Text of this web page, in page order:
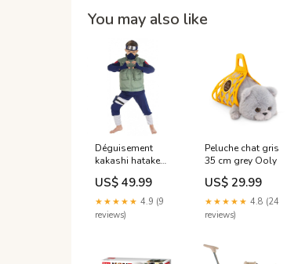
You may also like
Déguisement
kakashi hatake
bleu Pelucho
US$ 49.99
★★★★★ 4.9 (9
reviews)
Peluche chat gris
35 cm grey Ooly
US$ 29.99
★★★★★ 4.8 (24
reviews)